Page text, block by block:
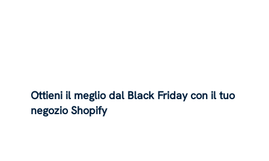
Ottieni il meglio dal Black Friday con il tuo
negozio Shopify